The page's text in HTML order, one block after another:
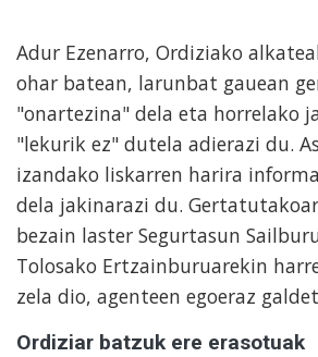
Adur Ezenarro, Ordiziako
ohar batean, larunbat gauean
"onartezina" dela eta horrelako
"lekurik ez" dutela adierazi du.
izandako liskarren harira
dela jakinarazi du.
bezain laster Segurtasun
Tolosako Ertzainburuarekin
zela dio, agenteen egoeraz
Ordiziar batzuk ere erasotuak